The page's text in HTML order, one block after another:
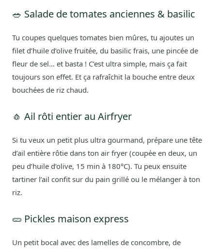
🥗 Salade de tomates anciennes & basilic
Tu coupes quelques tomates bien mûres, tu ajoutes un
filet d’huile d’olive fruitée, du basilic frais, une pincée de
fleur de sel… et basta ! C’est ultra simple, mais ça fait
toujours son effet. Et ça rafraîchit la bouche entre deux
bouchées de riz chaud.
🧄 Ail rôti entier au Airfryer
Si tu veux un petit plus ultra gourmand, prépare une tête
d’ail entière rôtie dans ton air fryer (coupée en deux, un
peu d’huile d’olive, 15 min à 180°C). Tu peux ensuite
tartiner l’ail confit sur du pain grillé ou le mélanger à ton
riz.
🥒 Pickles maison express
Un petit bocal avec des lamelles de concombre, de